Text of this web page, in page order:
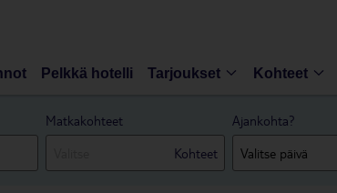
Pelkkä hotelli Tarjoukset Kohteet
Matkakohteet
Kohteet
Ajankohta?